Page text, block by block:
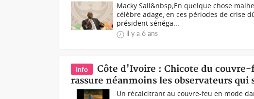
Macky Sall&nbsp;En quelque chose
célèbre adage, en ces périodes de crise
président sénéga...
il y a 6 ans
Info
Côte d'Ivoire : Chicote du
rassure néanmoins les observateurs
Un récalcitrant au couvre-feu en mode